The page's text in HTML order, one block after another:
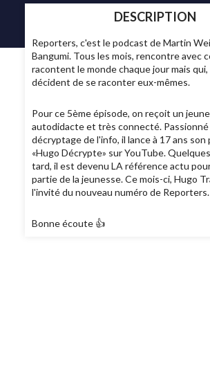
DESCRIPTION
Reporters, c'est le podcast de Martin
Bangumi. Tous les mois, rencontre avec
racontent le monde chaque jour mais
décident de se raconter eux-mêmes.
Pour ce 5ème épisode, on reçoit un
autodidacte et très connecté. Passionné
décryptage de l'info, il lance à 17 ans son
«Hugo Décrypte» sur YouTube.
tard, il est devenu LA référence actu
partie de la jeunesse. Ce mois-ci, Hugo
l'invité du nouveau numéro de Reporters.
Bonne écoute 👍